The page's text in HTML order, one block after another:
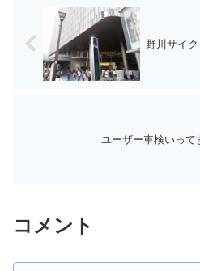
野川サイ
ユーザー車検いって
コメント